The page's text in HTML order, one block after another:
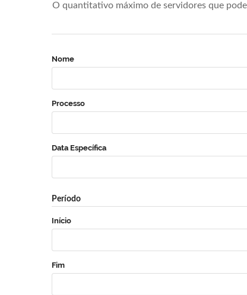
O quantitativo máximo de servidores que
Nome
Processo
Data Específica
Período
Início
Fim